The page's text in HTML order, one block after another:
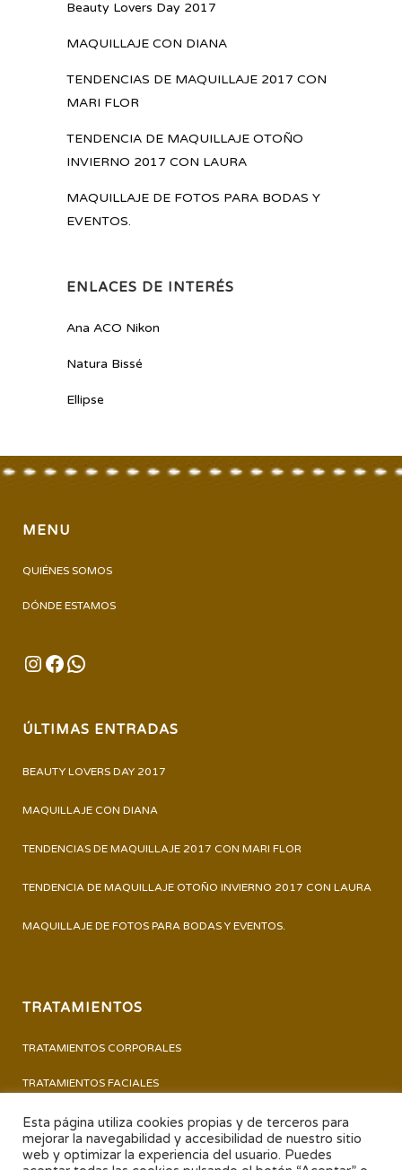
Beauty Lovers Day 2017
MAQUILLAJE CON DIANA
TENDENCIAS DE MAQUILLAJE 2017 CON
MARI FLOR
TENDENCIA DE MAQUILLAJE OTOÑO
INVIERNO 2017 CON LAURA
MAQUILLAJE DE FOTOS PARA BODAS Y
EVENTOS.
ENLACES DE INTERÉS
Ana ACO Nikon
Natura Bissé
Ellipse
MENU
QUIÉNES SOMOS
DÓNDE ESTAMOS
INSTAGRAM
FACEBOOK
WHATSAPP
ÚLTIMAS ENTRADAS
BEAUTY LOVERS DAY 2017
MAQUILLAJE CON DIANA
TENDENCIAS DE MAQUILLAJE 2017 CON MARI FLOR
TENDENCIA DE MAQUILLAJE OTOÑO INVIERNO 2017 CON LAURA
MAQUILLAJE DE FOTOS PARA BODAS Y EVENTOS.
TRATAMIENTOS
TRATAMIENTOS CORPORALES
TRATAMIENTOS FACIALES
PERMANENTE Y TINTE DE PESTAÑAS
PEDICURA – MANICURA
Esta página utiliza cookies propias y de terceros para
mejorar la navegabilidad y accesibilidad de nuestro sitio
web y optimizar la experiencia del usuario. Puedes